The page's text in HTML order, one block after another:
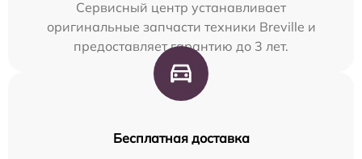
Сервисный центр устанавливает
оригинальные запчасти техники Breville и
предоставляет гарантию до 3 лет.
Бесплатная доставка